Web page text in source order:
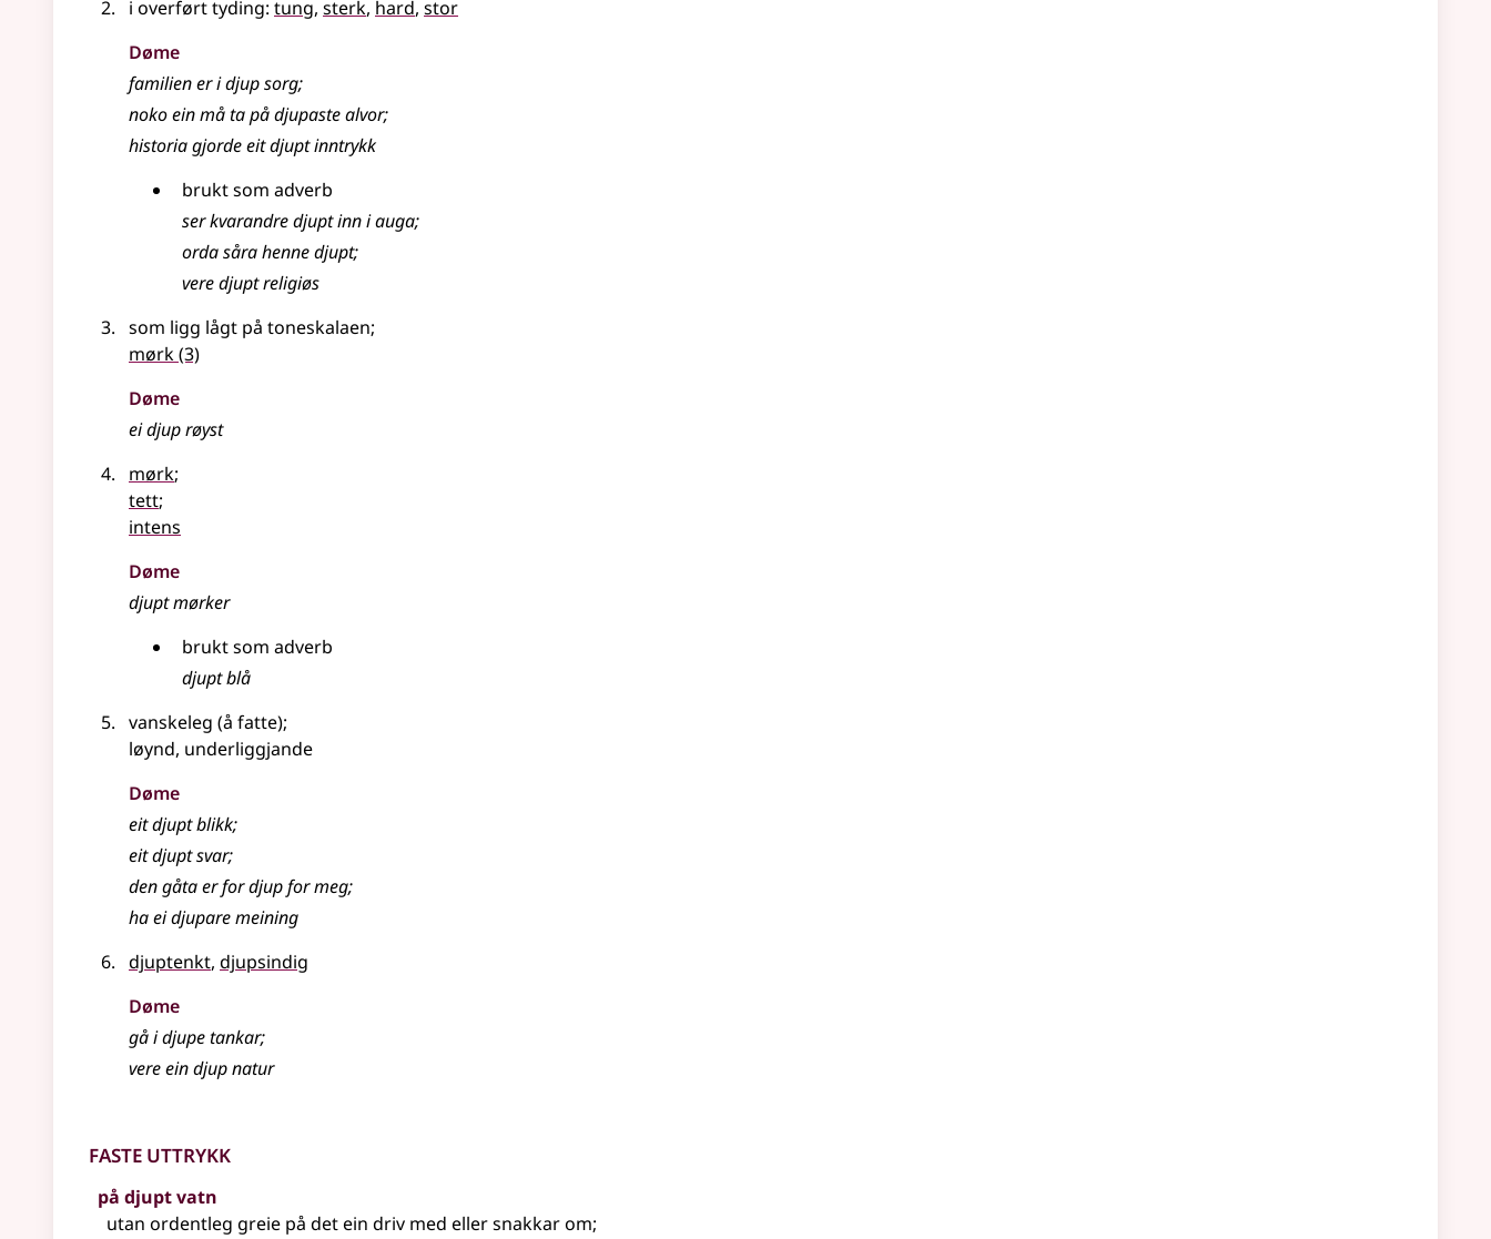
i overført tyding: tung, sterk, hard, stor
Døme
familien er i djup sorg;
noko ein må ta på djupaste alvor;
historia gjorde eit djupt inntrykk
brukt som adverb
ser kvarandre djupt inn i auga;
orda såra henne djupt;
vere djupt religiøs
som ligg lågt på toneskalaen;
mørk(3)
Døme
ei djup røyst
mørk;
tett;
intens
Døme
djupt mørker
brukt som adverb
djupt blå
vanskeleg (å fatte);
løynd, underliggjande
Døme
eit djupt blikk;
eit djupt svar;
den gåta er for djup for meg;
ha ei djupare meining
djuptenkt, djupsindig
Døme
gå i djupe tankar;
vere ein djup natur
Faste uttrykk
på djupt vatn
utan ordentleg greie på det ein driv med ellersnakkar om;